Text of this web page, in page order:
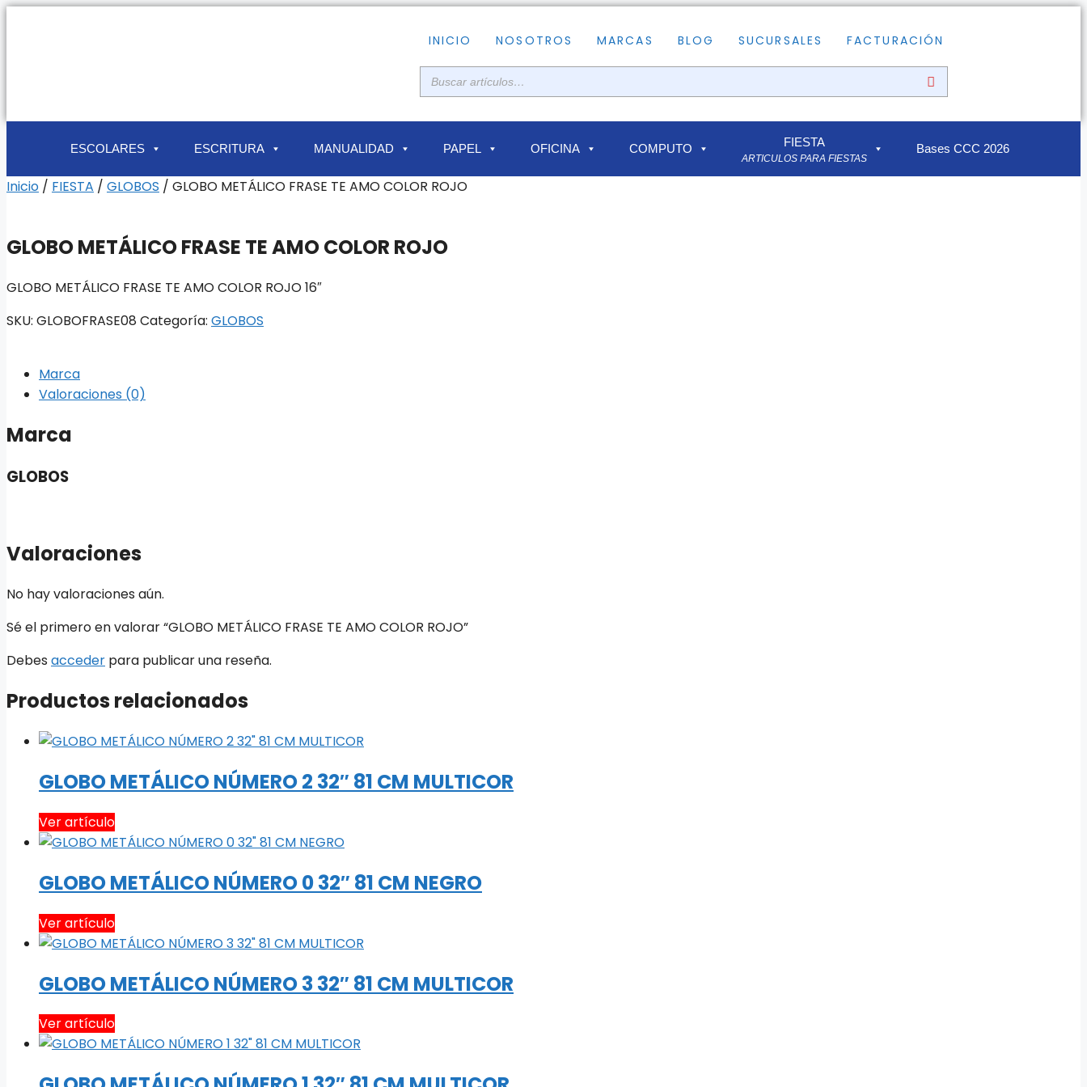
INICIO NOSOTROS MARCAS BLOG SUCURSALES FACTURACIÓN
ESCOLARES ESCRITURA MANUALIDAD PAPEL OFICINA COMPUTO FIESTA
ARTICULOS PARA FIESTAS
Bases CCC 2026
Inicio / FIESTA / GLOBOS / GLOBO METÁLICO FRASE TE AMO COLOR ROJO
GLOBO METÁLICO FRASE TE AMO COLOR ROJO
GLOBO METÁLICO FRASE TE AMO COLOR ROJO 16″
SKU: GLOBOFRASE08 Categoría: GLOBOS
Marca
Valoraciones (0)
Marca
GLOBOS
Valoraciones
No hay valoraciones aún.
Sé el primero en valorar “GLOBO METÁLICO FRASE TE AMO COLOR ROJO”
Debes acceder para publicar una reseña.
Productos relacionados
GLOBO METÁLICO NÚMERO 2 32″ 81 CM MULTICOR
Ver artículo
GLOBO METÁLICO NÚMERO 0 32″ 81 CM NEGRO
Ver artículo
GLOBO METÁLICO NÚMERO 3 32″ 81 CM MULTICOR
Ver artículo